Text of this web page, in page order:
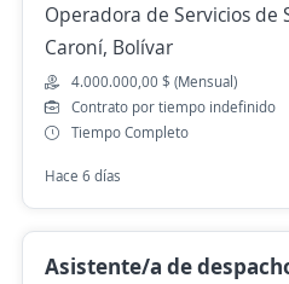
Operadora de Servicios de
Caroní, Bolívar
4.000.000,00 $ (Mensual)
Contrato por tiempo indefinido
Tiempo Completo
Hace 6 días
Asistente/a de